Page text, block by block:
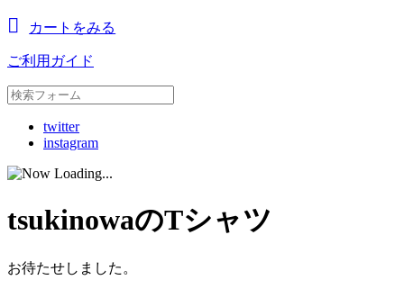
カートをみる
ご利用ガイド
twitter
instagram
tsukinowaのTシャツ
お待たせしました。